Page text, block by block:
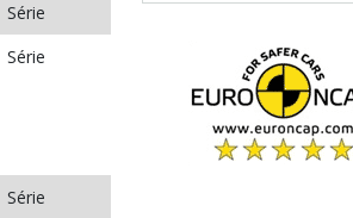
Série
Série
Série